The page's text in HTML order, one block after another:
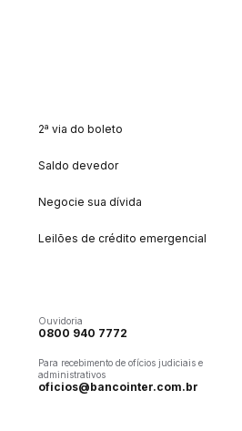
2ª via do boleto
Saldo devedor
Negocie sua dívida
Leilões de crédito emergencial
Ouvidoria
0800 940 7772
Para recebimento de ofícios judiciais e
administrativos
oficios@bancointer.com.br